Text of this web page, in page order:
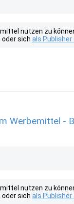
nutzen zu
oder sich als Publisher
Werbemittel -
nutzen zu
oder sich als Publisher